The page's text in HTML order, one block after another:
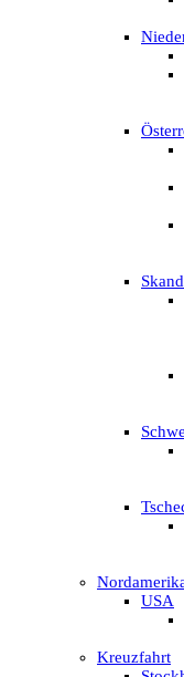
USA
Kreuzfahrt